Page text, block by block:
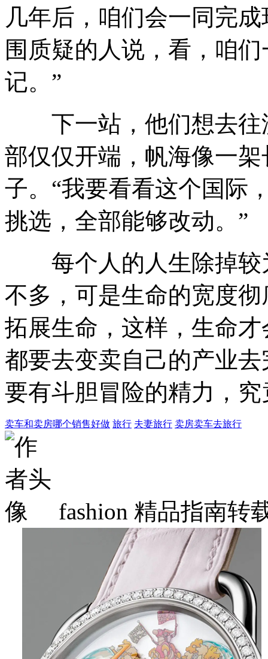
几年后，咱们会一同完
围质疑的人说，看，咱
记。”
下一站，他们想去往
部仅仅开端，帆海像一
子。“我要看看这个国际
挑选，全部能够改动。”
每个人的人生除掉较
不多，可是生命的宽度
拓展生命，这样，生命
都要去变卖自己的产业
要有斗胆冒险的精力，
卖车和卖房哪个销售好做 旅行 夫妻旅行 卖房卖车去旅行
fashion 精品指南转